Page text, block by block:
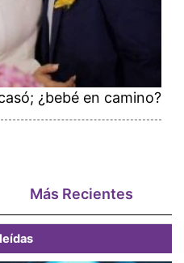
¿bebé en camino?
Más Recientes